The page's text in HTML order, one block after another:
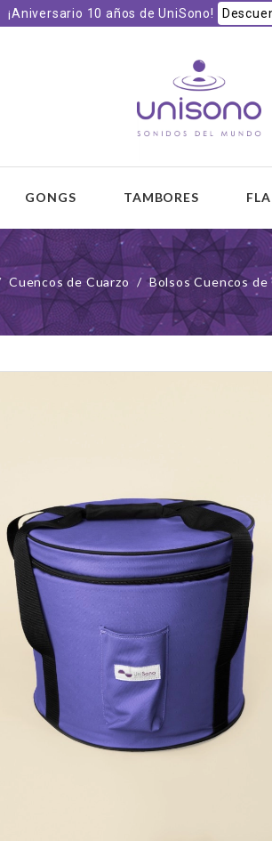
¡Aniversario 10 años de UniSono!
GONGS TAMBORES
Cuencos de Cuarzo Bolsos Cuencos de